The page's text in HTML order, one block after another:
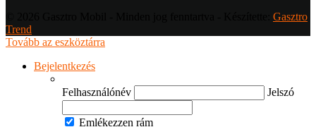
Gasztro
Trend
Tovább az eszköztárra
Bejelentkezés
Felhasználónév Jelszó
Emlékezzen rám